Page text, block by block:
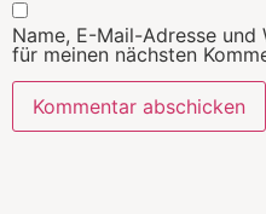
Name, E-Mail-Adresse
für meinen nächsten